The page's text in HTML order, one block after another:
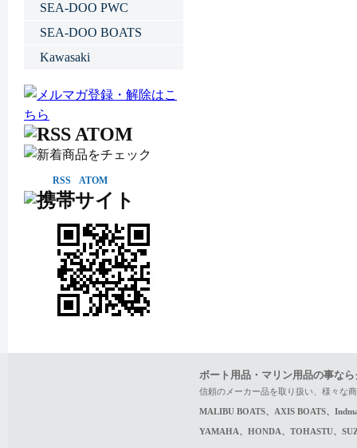
SEA-DOO PWC
SEA-DOO BOATS
Kawasaki
RSS ATOM
ボート用品・マリン用品の事な
信頼のメーカー品を取り扱い、様々な
MALIBU BOATS、AXIS BOATS、
YAMAHA、HONDA、TOHASTU、